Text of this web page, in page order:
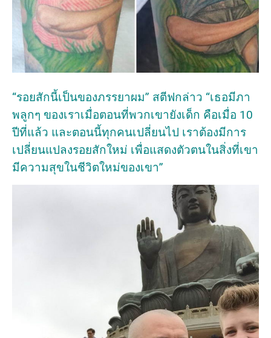
“รอยสักนี้เป็นของภรรยาผม” สตีฟกล่าว “เธอมีภา
พลูกๆ ของเราเมื่อตอนที่พวกเขายังเด็ก คือเมื่อ 10
ปีที่แล้ว และตอนนี้ทุกคนเปลี่ยนไป เราต้องมีการ
เปลี่ยนแปลงรอยสักใหม่ เพื่อแสดงตัวตนในสิ่งที่เขา
มีความสุขในชีวิตใหม่ของเขา”